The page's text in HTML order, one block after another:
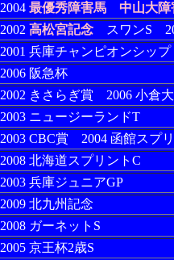
2004 最優秀障害馬
中山大障
2002 高松宮記念 スワンS
2001 兵庫チャンピオンシップ
2006 阪急杯
2002 きさらぎ賞 2006 小倉
2003 ニュージーランドT
2003 CBC賞 2004 函館スプ
2008 北海道スプリントC
2003 兵庫ジュニアGP
2009 北九州記念
2008 ガーネットS
2005 京王杯2歳S